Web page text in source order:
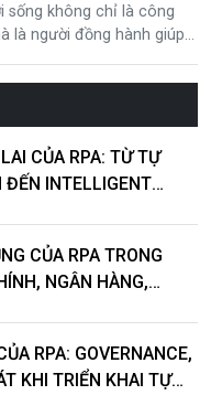
sống không chỉ là công
là người đồng hành giúp
quen và cân bằng cảm
CỦA RPA: TỪ TỰ
ĐẾN INTELLIGENT
CỦA RPA TRONG
NGÂN HÀNG,
RPA: GOVERNANCE,
KHI TRIỂN KHAI TỰ